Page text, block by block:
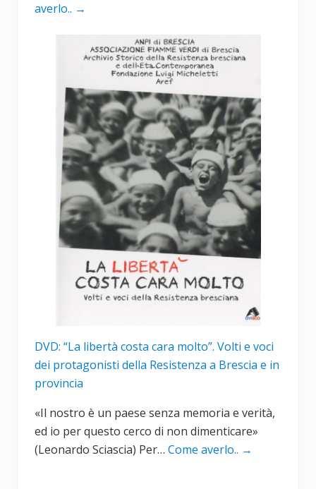
averlo.. →
DVD: “La libertà costa cara molto”. Volti e voci
dei protagonisti della Resistenza a Brescia e in
provincia
«Il nostro è un paese senza memoria e verità,
ed io per questo cerco di non dimenticare»
(Leonardo Sciascia) Per… Come averlo.. →